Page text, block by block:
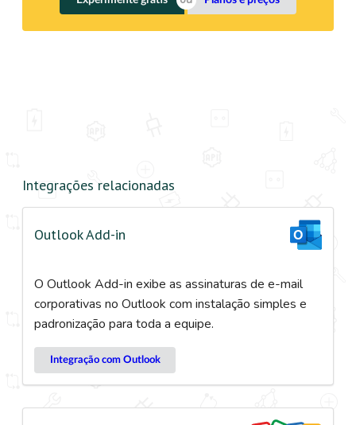
Integrações relacionadas
Outlook Add-in
O Outlook Add-in exibe as assinaturas de e-mail
corporativas no Outlook com instalação simples e
padronização para toda a equipe.
Integração com Outlook